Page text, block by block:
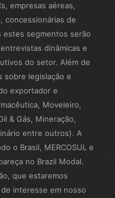
empresas aéreas,
concessionárias de
segmentos serão
dinâmicas e
do setor. Além de
sobre legislação e
exportador e
Moveleiro,
& Gás, Mineração,
entre outros). A
o Brasil, MERCOSUL e
no Brazil Modal.
que estaremos
interesse em nosso